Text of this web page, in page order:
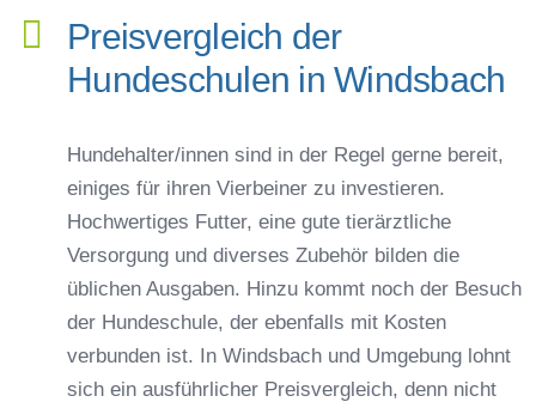
Preisvergleich der
Hundeschulen in Windsbach
Hundehalter/innen sind in der Regel gerne bereit,
einiges für ihren Vierbeiner zu investieren.
Hochwertiges Futter, eine gute tierärztliche
Versorgung und diverses Zubehör bilden die
üblichen Ausgaben. Hinzu kommt noch der Besuch
der Hundeschule, der ebenfalls mit Kosten
verbunden ist. In Windsbach und Umgebung lohnt
sich ein ausführlicher Preisvergleich, denn nicht